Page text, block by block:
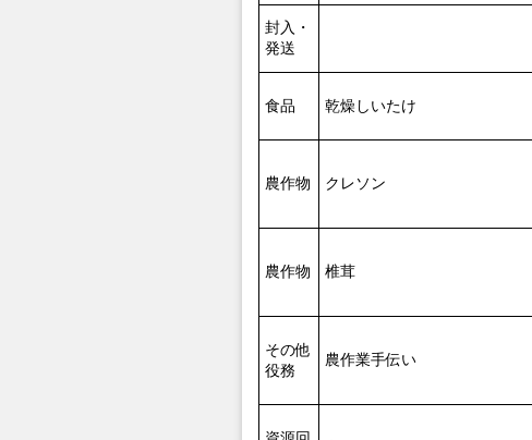
封入・
発送
食品 乾燥しいたけ
農作物 クレソン
農作物 椎茸
その他
役務
農作業手伝い